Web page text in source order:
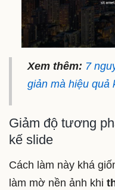
Xem thêm: 7
giản mà hiệu quả
Giảm độ tương
kế slide
Cách làm này khá
làm mờ nền ảnh khi